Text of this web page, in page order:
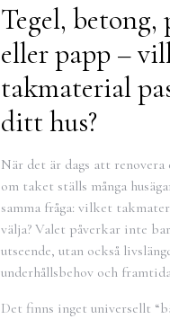
Tegel, betong,
eller papp –
takmaterial
ditt hus?
När det är dags att renovera
om taket ställs många
samma fråga: vilket
välja? Valet påverkar inte
utseende, utan också
underhållsbehov och
Det finns inget universellt